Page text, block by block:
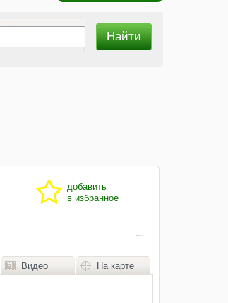
добавить
в избранное
Видео На карте